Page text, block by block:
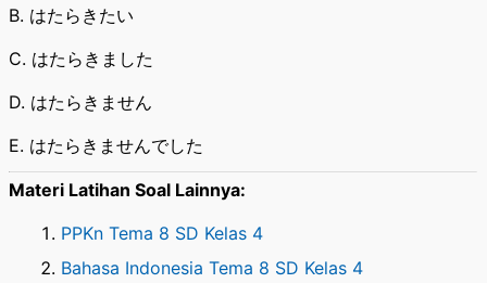
B. はたらきたい
C. はたらきました
D. はたらきません
E. はたらきませんでした
Materi Latihan Soal Lainnya:
PPKn Tema 8 SD Kelas 4
Bahasa Indonesia Tema 8 SD Kelas 4